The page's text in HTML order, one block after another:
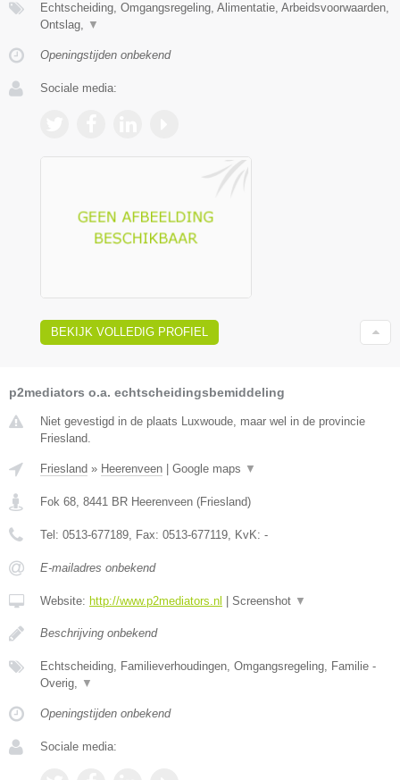
Echtscheiding, Omgangsregeling, Alimentatie, Arbeidsvoorwaarden,
Ontslag, ▼
Openingstijden onbekend
Sociale media:
BEKIJK VOLLEDIG PROFIEL
p2mediators o.a. echtscheidingsbemiddeling
Niet gevestigd in de plaats Luxwoude, maar wel in de provincie
Friesland.
Friesland » Heerenveen Google maps ▼
Fok 68 8441 BR Heerenveen (Friesland)
Tel: 0513-677189 , Fax: 0513-677119 , KvK: -
E-mailadres onbekend
Website: http://www.p2mediators.nl Screenshot ▼
Beschrijving onbekend
Echtscheiding, Familieverhoudingen, Omgangsregeling, Familie -
Overig,
▼
Openingstijden onbekend
Sociale media: